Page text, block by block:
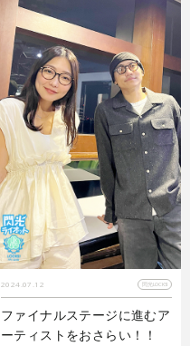
2024.07.12 閃光LOCKS!
ファイナルステージに進むア
ーティストをおさらい！！